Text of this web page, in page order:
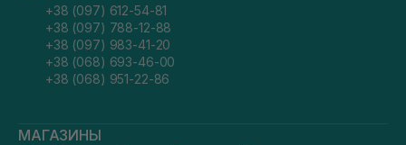
+38 (097) 612-54-81
+38 (097) 788-12-88
+38 (097) 983-41-20
+38 (068) 693-46-00
+38 (068) 951-22-86
МАГАЗИНЫ